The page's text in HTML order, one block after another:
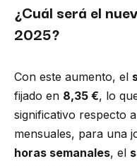
¿Cuál será el
2025?
Con este aumento, el
fijado en 8,35 €, lo
significativo respecto
mensuales, para una
horas semanales, el